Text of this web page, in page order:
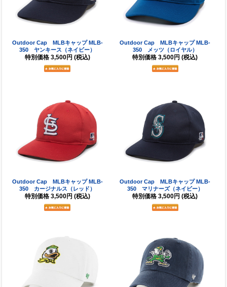
Outdoor Cap MLBキャップ MLB-
350 ヤンキース（ネイビー）
特別価格 3,500円 (税込)
Outdoor Cap MLBキャップ MLB-
350 メッツ（ロイヤル）
特別価格 3,500円 (税込)
Outdoor Cap MLBキャップ MLB-
350 カージナルス（レッド）
特別価格 3,500円 (税込)
Outdoor Cap MLBキャップ MLB-
350 マリナーズ（ネイビー）
特別価格 3,500円 (税込)